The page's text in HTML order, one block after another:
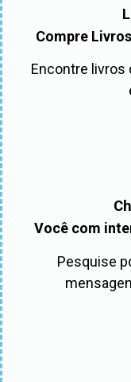
Compre
Encontre livros
Você com
Pesquise